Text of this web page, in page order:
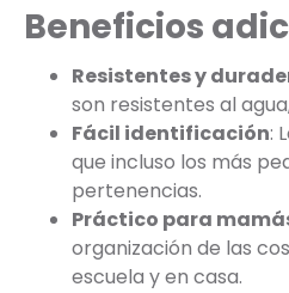
Beneficios
Resistentes y
son resistentes al
Fácil identificación:
que incluso los más
pertenencias.
Práctico para
organización de las
escuela y en casa.